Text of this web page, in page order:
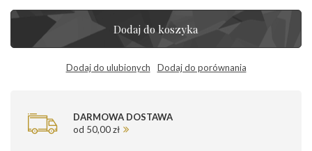
Dodaj do koszyka
Dodaj do ulubionych Dodaj do porównania
DARMOWA DOSTAWA
od 50,00 zł